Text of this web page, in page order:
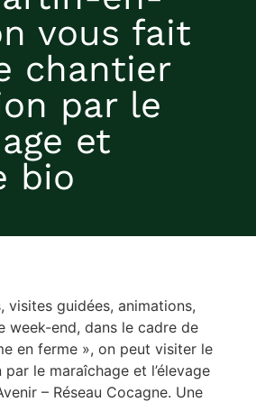
vous fait
chantier
par le
et
bio
visites guidées, animations,
week-end, dans le cadre de
en ferme », on peut visiter le
le maraîchage et l’élevage
– Réseau Cocagne. Une